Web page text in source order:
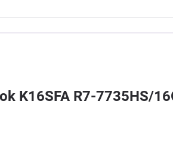
K16SFA R7-7735HS/